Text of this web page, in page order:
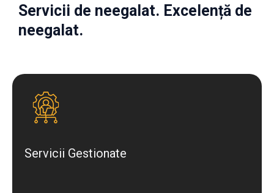
Servicii de neegalat. Excelență de
neegalat.
Servicii Gestionate